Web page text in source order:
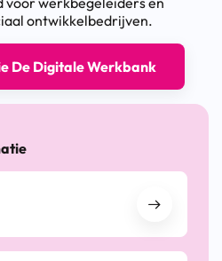
ontwikkelbedrijven.
De Digitale Werkbank